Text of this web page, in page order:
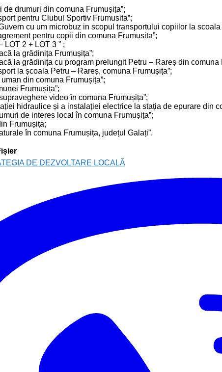
de drumuri din comuna Frumușița”;
pentru Clubul Sportiv Frumusita”;
cu um microbuz in scopul transportului copiilor la
pentru copii din comuna Frumusita”;
LOT 2 + LOT 3 ” ;
la grădinița Frumușița”;
la grădinița cu program prelungit Petru – Rareș din comuna
la școala Petru – Rareș, comuna Frumușița”;
din comuna Frumușița”;
Frumușița”;
video în comuna Frumușița”;
hidraulice și a instalației electrice la stația de epurare din
de interes local în comuna Frumușița”;
Frumușița;
în comuna Frumușița, județul Galați”.
DE DEZVOLTARE LOCALĂ